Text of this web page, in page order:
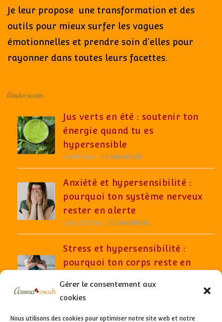
Gérer le consentement aux
cookies
Nous utilisons des cookies pour optimiser notre site web et notre
Je leur propose une transformation et des
outils pour mieux surfer les vagues
émotionnelles et prendre soin d’elles pour
rayonner dans toutes leurs facettes.
Articles récents
Jus verts en été : soutenir ton
énergie quand tu es
hypersensible
5 AOÛT 2026 / 0 COMMENTAIRE
Anxiété et hypersensibilité :
pourquoi ton système nerveux
rester en alerte
25 JUILLET 2026 / 0 COMMENTAIRE
Stress et hypersensibilité :
pourquoi ton corps reste en
aller bien